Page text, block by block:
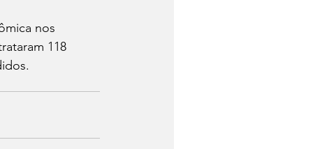
nos
118